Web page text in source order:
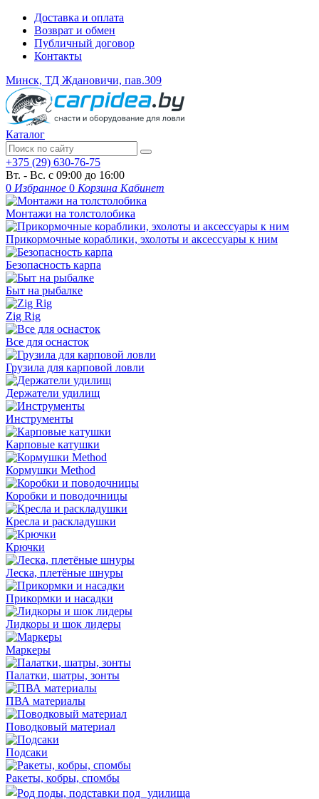
Доставка и оплата
Возврат и обмен
Публичный договор
Контакты
Минск, ТД Ждановичи, пав.309
Каталог
+375 (29) 630-76-75
Вт. - Вс. с 09:00 до 16:00
0 Избранное 0 Корзина Кабинет
Монтажи на толстолобика
Прикормочные кораблики, эхолоты и аксессуары к ним
Безопасность карпа
Быт на рыбалке
Zig Rig
Все для оснасток
Грузила для карповой ловли
Держатели удилищ
Инструменты
Карповые катушки
Кормушки Method
Коробки и поводочницы
Кресла и раскладушки
Крючки
Леска, плетёные шнуры
Прикормки и насадки
Лидкоры и шок лидеры
Маркеры
Палатки, шатры, зонты
ПВА материалы
Поводковый материал
Подсаки
Ракеты, кобры, спомбы